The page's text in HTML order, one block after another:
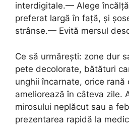
interdigitale.— Alege
preferat largă în față, și
strânse.— Evită mersul
Ce să urmărești: zone dur
pete decolorate, bătături
unghii încarnate, orice rană
ameliorează în câteva zile.
mirosului neplăcut sau a
prezentarea rapidă la